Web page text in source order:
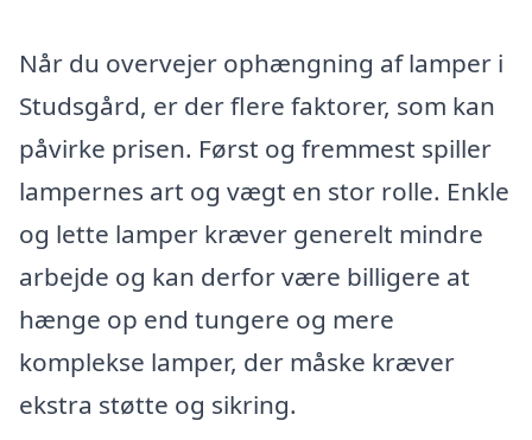
Når du overvejer ophængning af lamper i
Studsgård, er der flere faktorer, som kan
påvirke prisen. Først og fremmest spiller
lampernes art og vægt en stor rolle. Enkle
og lette lamper kræver generelt mindre
arbejde og kan derfor være billigere at
hænge op end tungere og mere
komplekse lamper, der måske kræver
ekstra støtte og sikring.